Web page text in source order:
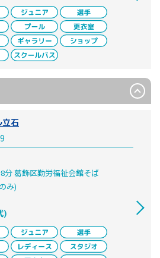
石
分 葛飾区勤労福祉会館そば
み)
)